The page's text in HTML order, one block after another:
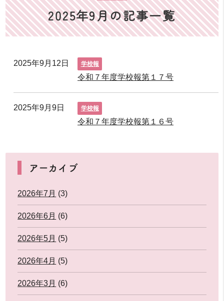
2025年9月の記事一覧
2025年9月12日 学校報
令和７年度学校報第１７号
2025年9月9日 学校報
令和７年度学校報第１６号
アーカイブ
2026年7月 (3)
2026年6月 (6)
2026年5月 (5)
2026年4月 (5)
2026年3月 (6)